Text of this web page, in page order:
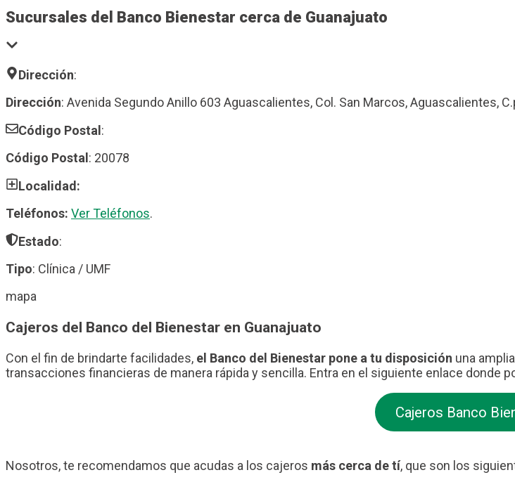
Sucursales del Banco Bienestar cerca de Guanajuato
Dirección:
Dirección: Avenida Segundo Anillo 603 Aguascalientes, Col. San Marcos, Aguascalientes,
Código Postal :
Código Postal : 20078
Localidad:
Teléfonos: Ver Teléfonos.
Estado:
Tipo: Clínica / UMF
mapa
Cajeros del Banco del Bienestar en Guanajuato
Con el fin de brindarte facilidades, el Banco del Bienestar pone a tu disposición una
transacciones financieras de manera rápida y sencilla. Entra en el siguiente enlace donde
Cajeros Banco
Nosotros, te recomendamos que acudas a los cajeros más cerca de tí, que son los